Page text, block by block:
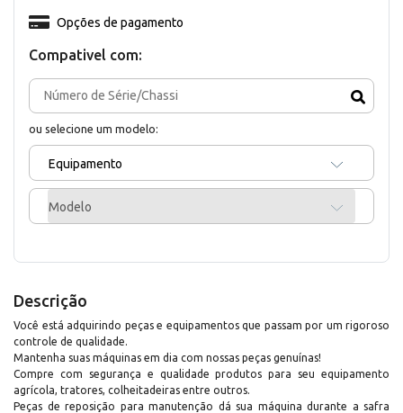
Compativel com:
ou selecione um modelo:
Equipamento
Modelo
Opções de pagamento
Descrição
Você está adquirindo peças e equipamentos que passam por um rigoroso
controle de qualidade.
Mantenha suas máquinas em dia com nossas peças genuínas!
Compre com segurança e qualidade produtos para seu equipamento
agrícola, tratores, colheitadeiras entre outros.
Peças de reposição para manutenção dá sua máquina durante a safra